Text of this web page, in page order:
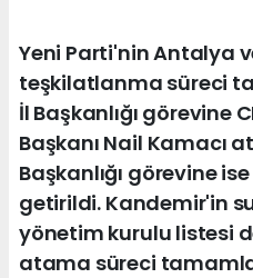
Yeni Parti'nin Antalya
teşkilatlanma süreci
İl Başkanlığı görevine
Başkanı Nail Kamacı
Başkanlığı görevine
getirildi. Kandemir'in
yönetim kurulu listesi
atama süreci